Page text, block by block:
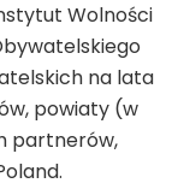
Wolności
na lata
powiaty (w
partnerów,